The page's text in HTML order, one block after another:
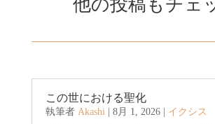
他の投稿もチェ
この世における聖化
執筆者 Akashi| 8月 1, 2026| イクシス